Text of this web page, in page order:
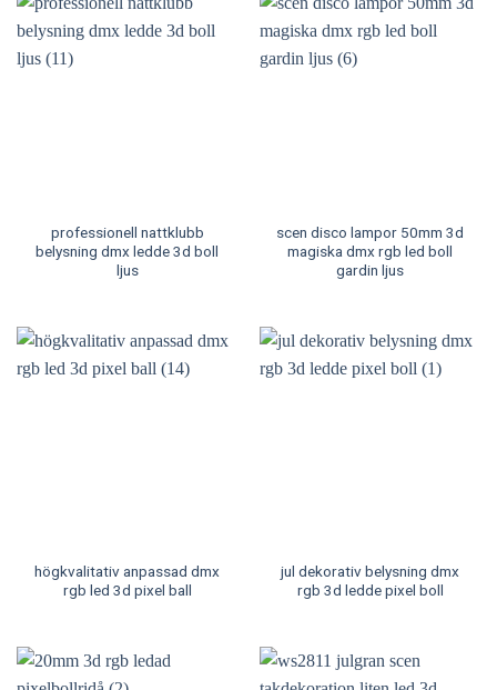
professionell nattklubb
belysning dmx ledde 3d boll
ljus
scen disco lampor 50mm 3d
magiska dmx rgb led boll
gardin ljus
högkvalitativ anpassad dmx
rgb led 3d pixel ball
jul dekorativ belysning dmx
rgb 3d ledde pixel boll